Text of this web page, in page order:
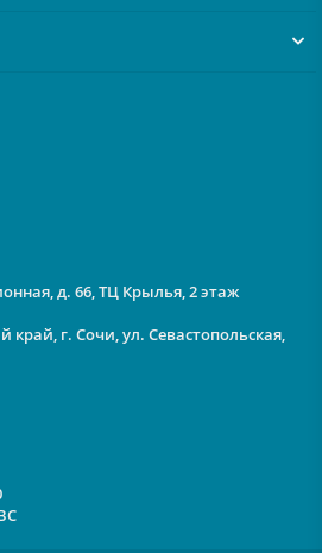
д. 66, ТЦ Крылья, 2 этаж
край, г. Сочи, ул. Севастопольская,